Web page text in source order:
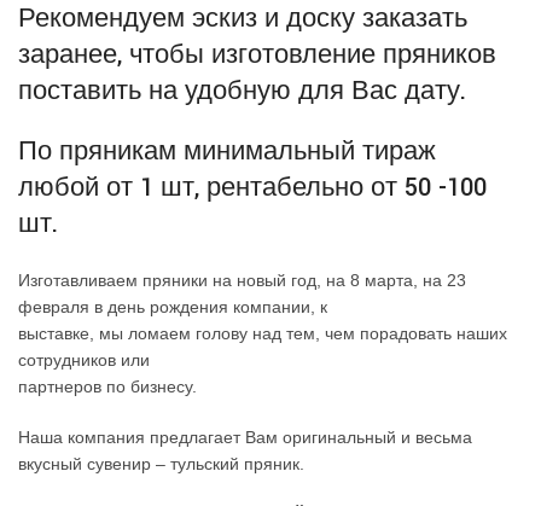
Рекомендуем эскиз и доску заказать
заранее, чтобы изготовление пряников
поставить на удобную для Вас дату.
По пряникам минимальный тираж
любой от 1 шт, рентабельно от 50 -100
шт.
Изготавливаем пряники на новый год, на 8 марта, на 23
февраля в день рождения компании, к
выставке, мы ломаем голову над тем, чем порадовать наших
сотрудников или
партнеров по бизнесу.
Наша компания предлагает Вам оригинальный и весьма
вкусный сувенир – тульский пряник.